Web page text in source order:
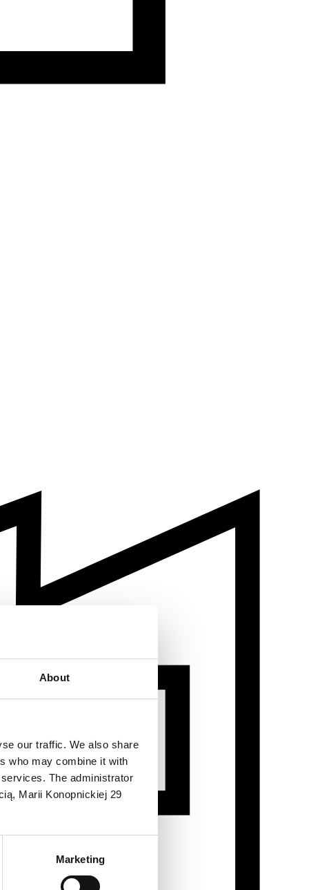
About
our traffic. We also share
who may combine it with
The administrator
Marii Konopnickiej 29
Marketing